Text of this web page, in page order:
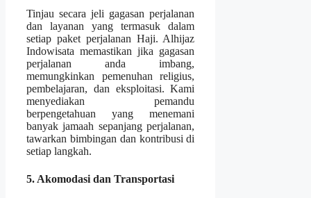
Tinjau secara jeli gagasan perjalanan
dan layanan yang termasuk dalam
setiap paket perjalanan Haji. Alhijaz
Indowisata memastikan jika gagasan
perjalanan anda imbang,
memungkinkan pemenuhan religius,
pembelajaran, dan eksploitasi. Kami
menyediakan pemandu
berpengetahuan yang menemani
banyak jamaah sepanjang perjalanan,
tawarkan bimbingan dan kontribusi di
setiap langkah.
5. Akomodasi dan Transportasi